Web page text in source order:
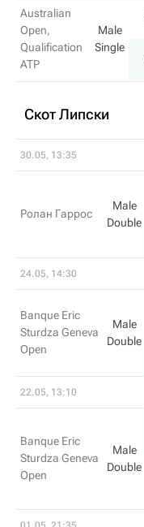
Australian
Open,
Qualification
ATP
Male
Single
Скот Липски
30.05, 13:35
Ролан Гаррос
Male
Double
24.05, 14:30
Banque Eric
Sturdza Geneva
Open
Male
Double
22.05, 13:10
Banque Eric
Sturdza Geneva
Open
Male
Double